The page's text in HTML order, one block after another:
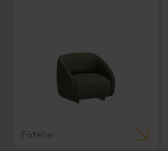
Foteliai